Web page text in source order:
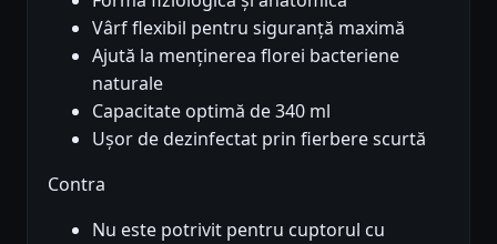
Vârf flexibil pentru siguranță maximă
Ajută la menținerea florei bacteriene
naturale
Capacitate optimă de 340 ml
Ușor de dezinfectat prin fierbere scurtă
Contra
Nu este potrivit pentru cuptorul cu